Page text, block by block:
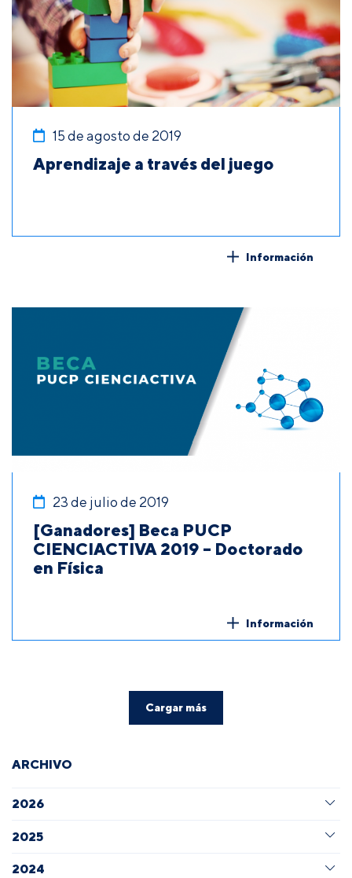
15 de agosto de 2019
Aprendizaje a través del juego
Información
23 de julio de 2019
[Ganadores] Beca PUCP
CIENCIACTIVA 2019 – Doctorado
en Física
Información
Cargar más
ARCHIVO
2026
2025
2024